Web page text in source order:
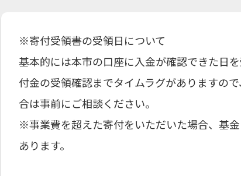
※寄付受領書の受領日について
基本的には本市の口座に入金が確認できた日
付金の受領確認までタイムラグがありますの
合は事前にご相談ください。
※事業費を超えた寄付をいただいた場合、基
あります。